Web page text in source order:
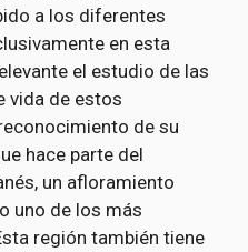
a los diferentes
en esta
el estudio de las
vida de estos
de su
hace parte del
un afloramiento
uno de los más
región también tiene